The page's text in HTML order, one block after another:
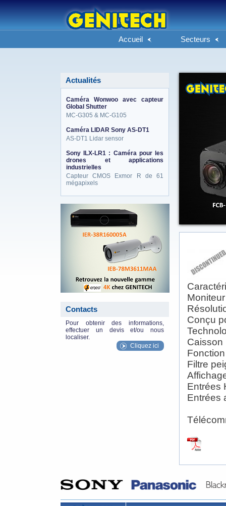
Accueil Secteurs
Actualités
Caméra Wonwoo avec capteur
Global Shutter
MC-G305 & MC-G105
Caméra LIDAR Sony AS-DT1
AS-DT1 Lidar sensor
Sony ILX-LR1 : Caméra pour les
drones et applications
industrielles
Capteur CMOS Exmor R de 61
mégapixels
Contacts
Pour obtenir des informations,
effectuer un devis et/ou nous
localiser.
Cliquez ici
Conçu
Caisson
Filtre
Entrées
Entrées